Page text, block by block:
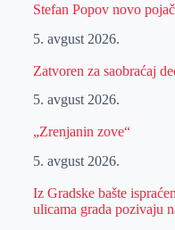
Stefan Popov novo
5. avgust 2026.
Zatvoren za saobraćaj
5. avgust 2026.
„Zrenjanin zove“
5. avgust 2026.
Iz Gradske bašte
ulicama grada pozivaju